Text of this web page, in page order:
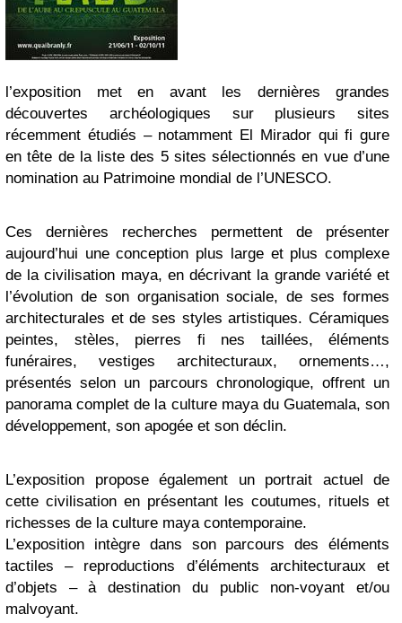
l’exposition met en avant les dernières grandes
découvertes archéologiques sur plusieurs sites
récemment étudiés – notamment El Mirador qui fi gure
en tête de la liste des 5 sites sélectionnés en vue d’une
nomination au Patrimoine mondial de l’UNESCO.
Ces dernières recherches permettent de présenter
aujourd’hui une conception plus large et plus complexe
de la civilisation maya, en décrivant la grande variété et
l’évolution de son organisation sociale, de ses formes
architecturales et de ses styles artistiques. Céramiques
peintes, stèles, pierres fi nes taillées, éléments
funéraires, vestiges architecturaux, ornements…,
présentés selon un parcours chronologique, offrent un
panorama complet de la culture maya du Guatemala, son
développement, son apogée et son déclin.
L’exposition propose également un portrait actuel de
cette civilisation en présentant les coutumes, rituels et
richesses de la culture maya contemporaine.
L’exposition intègre dans son parcours des éléments
tactiles – reproductions d’éléments architecturaux et
d’objets – à destination du public non-voyant et/ou
malvoyant.